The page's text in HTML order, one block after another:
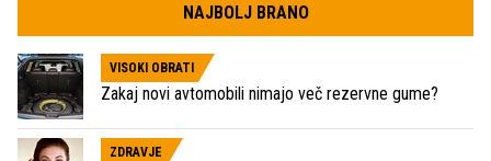
NAJBOLJ BRANO
VISOKI OBRATI
Zakaj novi avtomobili nimajo več rezervne gume?
ZDRAVJE